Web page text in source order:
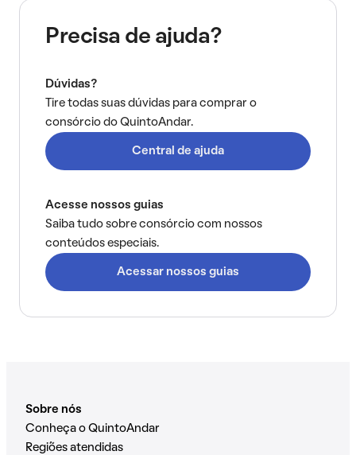
Precisa de ajuda?
Dúvidas?
Tire todas suas dúvidas para comprar o
consórcio do QuintoAndar.
Central de ajuda
Acesse nossos guias
Saiba tudo sobre consórcio com nossos
conteúdos especiais.
Acessar nossos guias
Sobre nós
Conheça o QuintoAndar
Regiões atendidas